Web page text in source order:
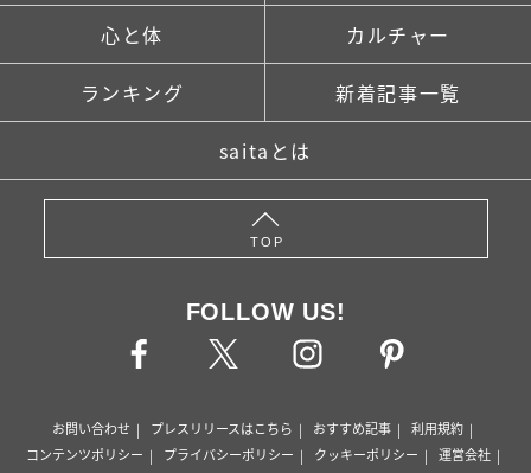
心と体 カルチャー
ランキング 新着記事一覧
saitaとは
TOP
FOLLOW US!
お問い合わせ プレスリリースはこちら おすすめ記事
利用規約
コンテンツポリシー
プライバシーポリシー クッキーポリシー
運営会社